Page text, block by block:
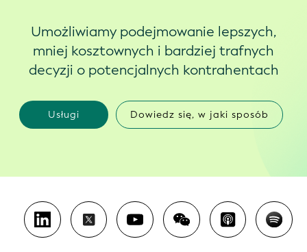
Umożliwiamy podejmowanie lepszych,
mniej kosztownych i bardziej trafnych
decyzji o potencjalnych kontrahentach
Usługi Dowiedz się, w jaki sposób